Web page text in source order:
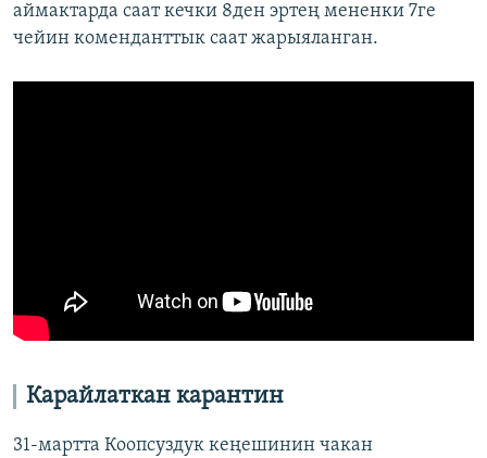
аймактарда саат кечки 8ден эртең мененки 7ге
чейин коменданттык саат жарыяланган.
Карайлаткан карантин
31-мартта Коопсуздук кеңешинин чакан